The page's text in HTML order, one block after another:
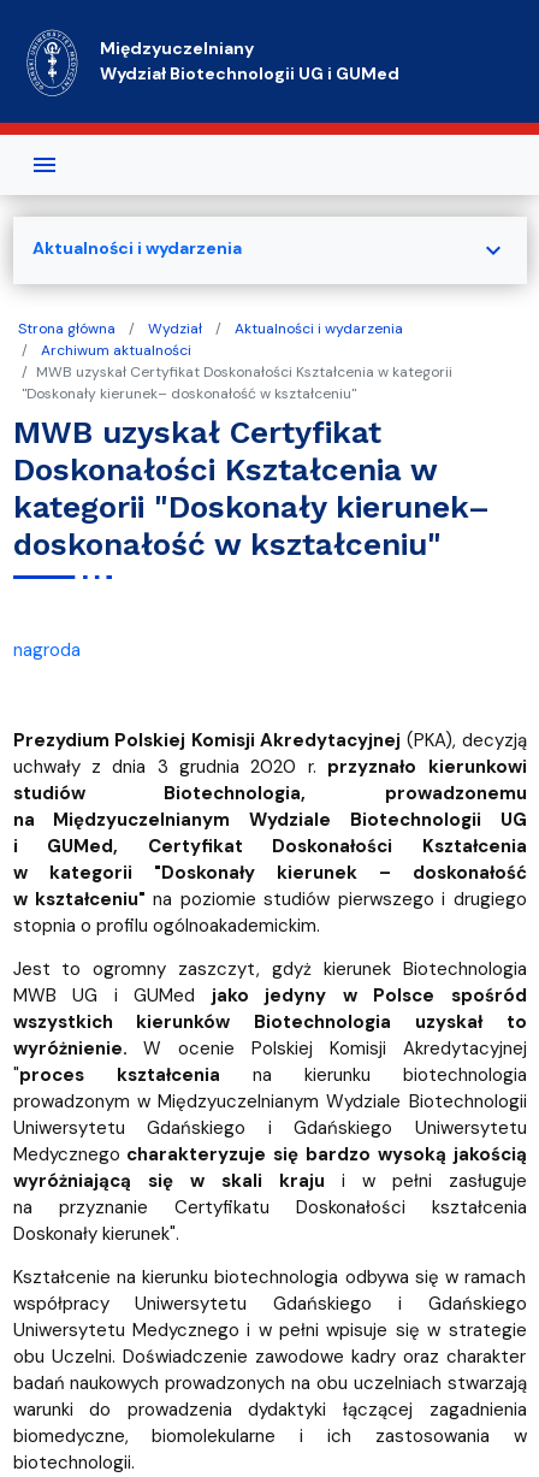
Międzyuczelniany
Wydział Biotechnologii UG i GUMed
Strona główna Wydział
Aktualności i wydarzenia
Archiwum aktualności
MWB uzyskał Certyfikat Doskonałości Kształcenia w kategorii
"Doskonały kierunek– doskonałość w kształceniu"
MWB uzyskał Certyfikat
Doskonałości Kształcenia w
kategorii "Doskonały kierunek–
doskonałość w kształceniu"
nagroda
Prezydium Polskiej Komisji Akredytacyjnej (PKA), decyzją
uchwały z dnia 3 grudnia 2020 r. przyznało kierunkowi
studiów Biotechnologia, prowadzonemu
na Międzyuczelnianym Wydziale Biotechnologii UG
i GUMed, Certyfikat Doskonałości Kształcenia
w kategorii "Doskonały kierunek – doskonałość
w kształceniu"na poziomie studiów pierwszego i drugiego
stopnia o profilu ogólnoakademickim.
Jest to ogromny zaszczyt, gdyż kierunek Biotechnologia
MWB UG i GUMed jako jedyny w Polsce spośród
wszystkich kierunków Biotechnologia uzyskał to
wyróżnienie. W ocenie Polskiej Komisji Akredytacyjnej
"proces kształcenia na kierunku biotechnologia
prowadzonym w Międzyuczelnianym Wydziale Biotechnologii
Uniwersytetu Gdańskiego i Gdańskiego Uniwersytetu
Medycznego charakteryzuje się bardzo wysoką jakością
wyróżniającą się w skali kraju i w pełni zasługuje
na przyznanie Certyfikatu Doskonałości kształcenia
Doskonały kierunek".
Kształcenie na kierunku biotechnologia odbywa się w ramach
współpracy Uniwersytetu Gdańskiego i Gdańskiego
Uniwersytetu Medycznego i w pełni wpisuje się w strategie
obu Uczelni. Doświadczenie zawodowe kadry oraz charakter
badań naukowych prowadzonych na obu uczelniach stwarzają
warunki do prowadzenia dydaktyki łączącej zagadnienia
biomedyczne, biomolekularne i ich zastosowania w
biotechnologii.
Aktualności i wydarzenia expand_more